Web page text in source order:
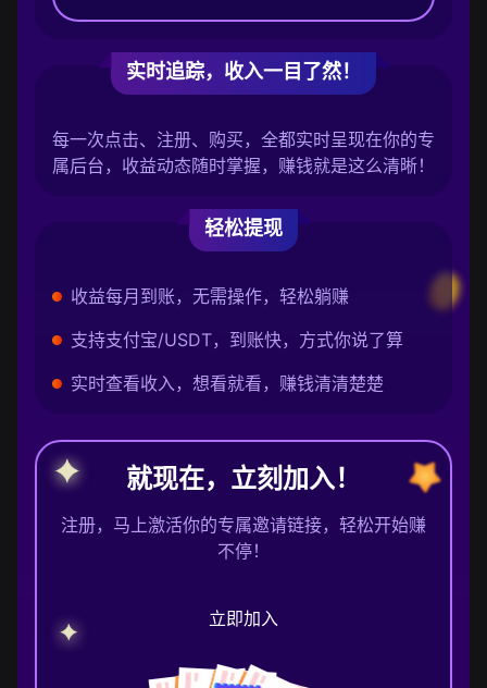
实时追踪，收入一目了然！
每一次点击、注册、购买，全都实时呈现在你的专
属后台，收益动态随时掌握，赚钱就是这么清晰！
轻松提现
收益每月到账，无需操作，轻松躺赚
支持支付宝/USDT，到账快，方式你说了算
实时查看收入，想看就看，赚钱清清楚楚
就现在，立刻加入！
注册，马上激活你的专属邀请链接，轻松开始赚
不停！
立即加入